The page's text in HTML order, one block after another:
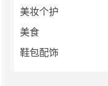
美妆个护
美食
鞋包配饰